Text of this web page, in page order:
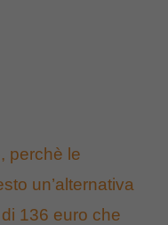
perchè le
un’alternativa
136 euro che